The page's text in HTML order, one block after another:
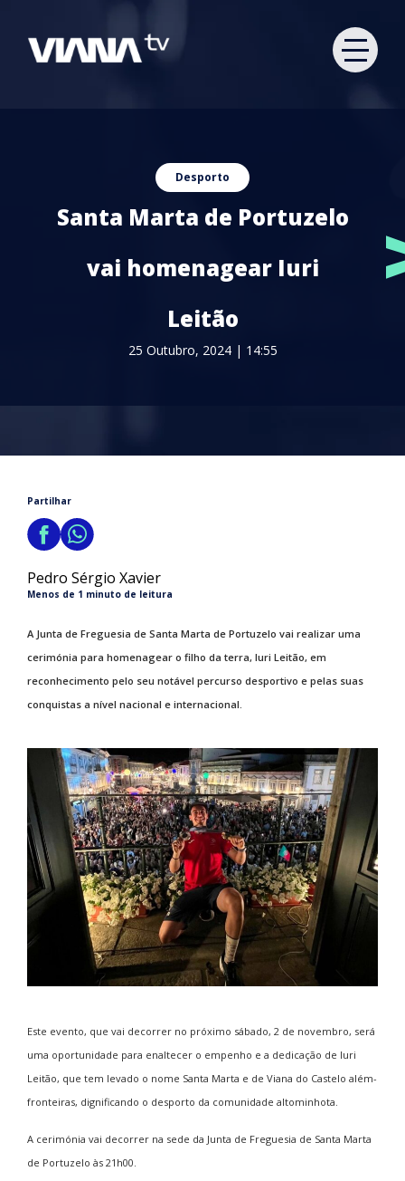
Desporto
Santa Marta de Portuzelo
vai homenagear Iuri
Leitão
25 Outubro, 2024 | 14:55
Partilhar
Pedro Sérgio Xavier
Menos de 1 minuto de leitura
A Junta de Freguesia de Santa Marta de Portuzelo vai realizar uma
cerimónia para homenagear o filho da terra, Iuri Leitão, em
reconhecimento pelo seu notável percurso desportivo e pelas suas
conquistas a nível nacional e internacional.
Este evento, que vai decorrer no próximo sábado, 2 de novembro, será
uma oportunidade para enaltecer o empenho e a dedicação de Iuri
Leitão, que tem levado o nome Santa Marta e de Viana do Castelo além-
fronteiras, dignificando o desporto da comunidade altominhota.
A cerimónia vai decorrer na sede da Junta de Freguesia de Santa Marta
de Portuzelo às 21h00.